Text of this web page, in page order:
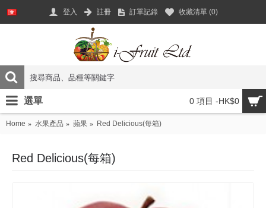
登入 註冊 訂單記錄 收藏清單 (0)
0 項目 -HK$0
選單
Home 水果產品 蘋果 Red Delicious(每箱)
Red Delicious(每箱)